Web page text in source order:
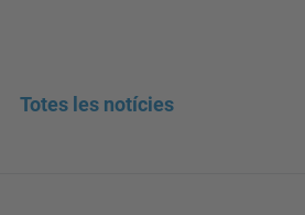
Totes les notícies